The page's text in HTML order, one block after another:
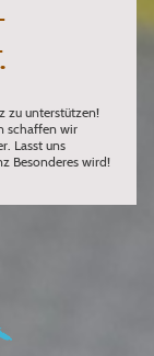
zu unterstützen!
schaffen wir
Lasst uns
Besonderes wird!